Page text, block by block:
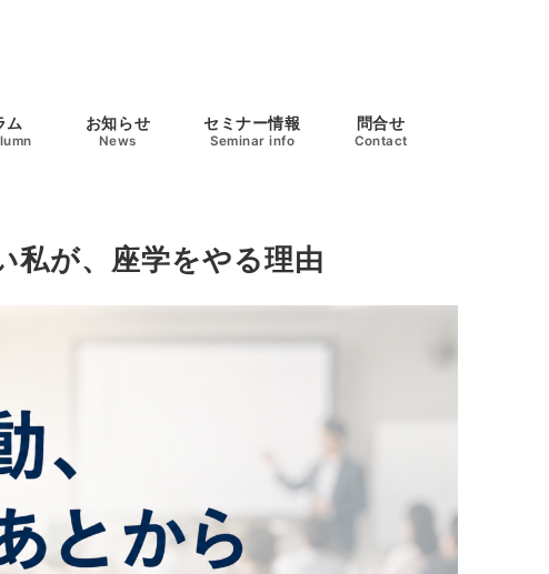
ム お知らせ
News
セミナー情報
Seminar info
問合せ
Contact
私が、座学をやる理由